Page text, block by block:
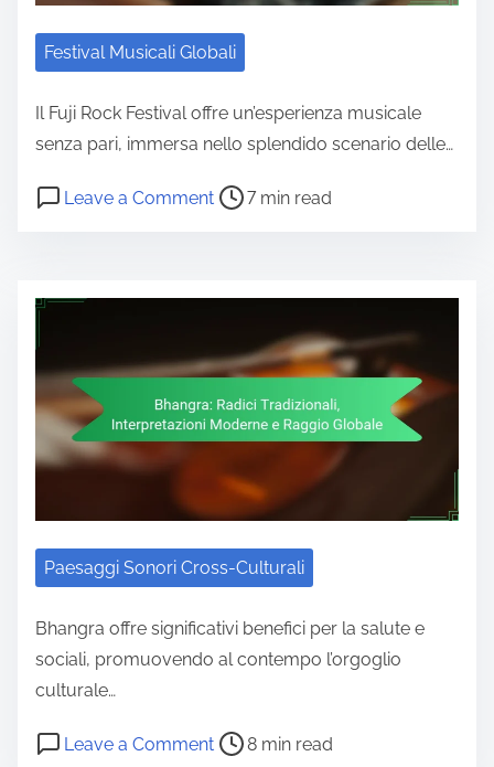
Festival Musicali Globali
Il Fuji Rock Festival offre un’esperienza musicale
senza pari, immersa nello splendido scenario delle…
Leave a Commenton Fuji Rock Festival: Location
Post read time 7 min read
Paesaggi Sonori Cross-Culturali
Bhangra offre significativi benefici per la salute e
sociali, promuovendo al contempo l’orgoglio
culturale…
Leave a Commenton Bhangra: Radici Tradizionali,
Post read time 8 min read